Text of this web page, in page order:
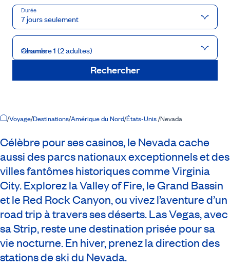
7 jours seulement
Durée
Personnes
Chambre 1 (2 adultes)
Rechercher
Accueil
/Voyage/Destinations/Amérique du Nord/États-Unis/Nevada
Célèbre pour ses casinos, le Nevada cache
aussi des parcs nationaux exceptionnels et des
villes fantômes historiques comme Virginia
City. Explorez la Valley of Fire, le Grand Bassin
et le Red Rock Canyon, ou vivez l’aventure d’un
road tripà travers ses déserts. Las Vegas, avec
sa Strip, reste une destination prisée pour sa
vie nocturne. En hiver, prenez la direction des
stations de ski du Nevada.